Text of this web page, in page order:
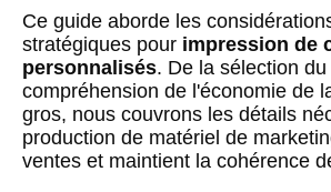
Ce guide aborde les
stratégiques pour impression de
personnalisés. De la sélection
compréhension de l'économie de
gros, nous couvrons les détails
production de matériel de
ventes et maintient la cohérence